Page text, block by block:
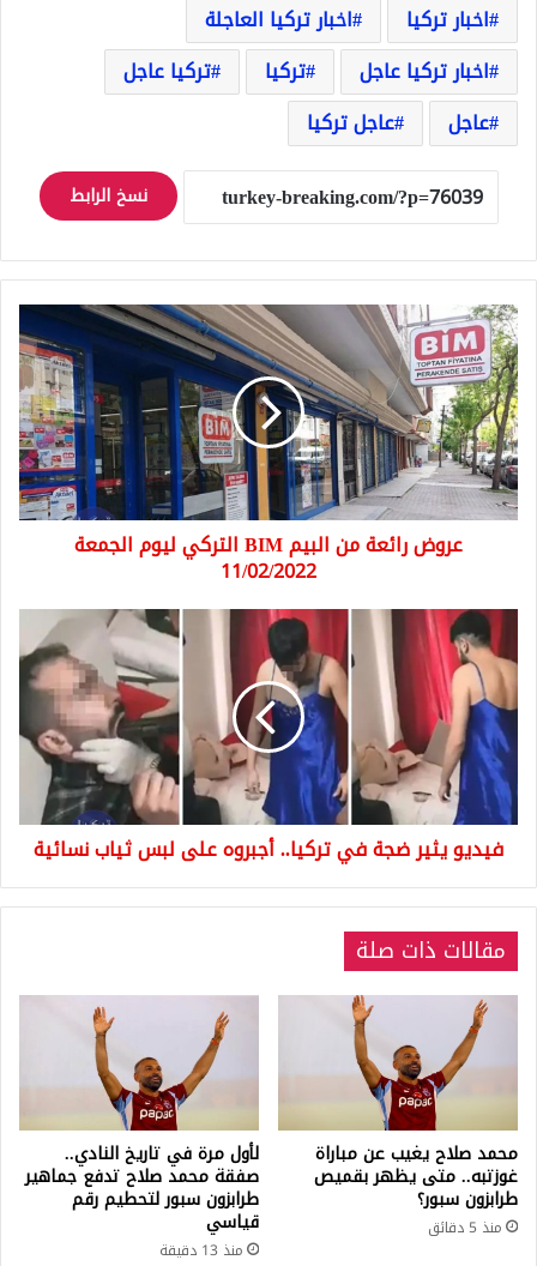
اخبار تركيا
اخبار تركيا العاجلة
اخبار تركيا عاجل
تركيا
تركيا عاجل
عاجل
عاجل تركيا
نسخ الرابط
عروض
رائعة
من
البيم
BIM
التركي
ليوم
الجمعة
11/02/2022
عروض رائعة من البيم BIM التركي ليوم الجمعة
11/02/2022
فيديو
يثير
ضجة
في
تركيا..
أجبروه
على
لبس
ثياب
نسائية
فيديو يثير ضجة في تركيا.. أجبروه على لبس ثياب نسائية
مقالات ذات صلة
محمد صلاح يغيب عن مباراة
غوزتبه.. متى يظهر بقميص
طرابزون سبور؟
منذ 5 دقائق
لأول مرة في تاريخ النادي..
صفقة محمد صلاح تدفع جماهير
طرابزون سبور لتحطيم رقم
قياسي
منذ 13 دقيقة